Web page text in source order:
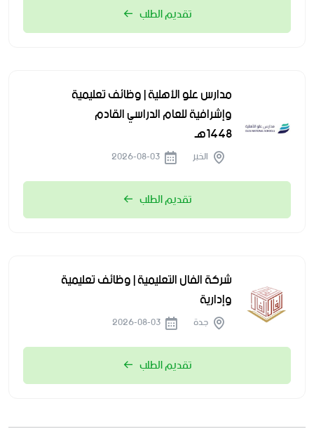
تقديم الطلب
مدارس علو الأهلية | وظائف تعليمية
وإشرافية للعام الدراسي القادم
1448هـ
الخبر
تقديم الطلب
شركة الفال التعليمية | وظائف تعليمية
وإدارية
جدة
تقديم الطلب